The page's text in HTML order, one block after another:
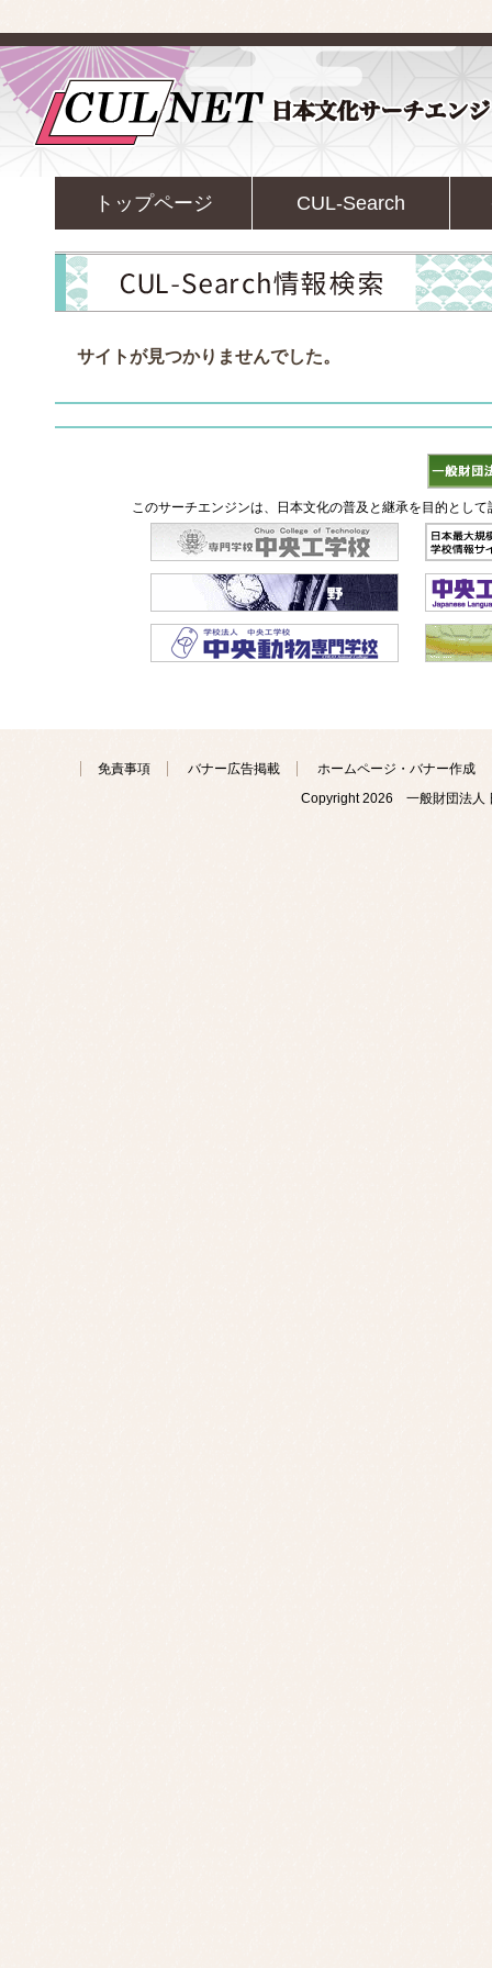
トップページ CUL-Search
サイトが見つかりませんでした。
このサーチエンジンは、日本文化の普及と継承を目的とし
免責事項 バナー広告掲載
ホームページ・バナー作成
Copyright2026 一般財団法人